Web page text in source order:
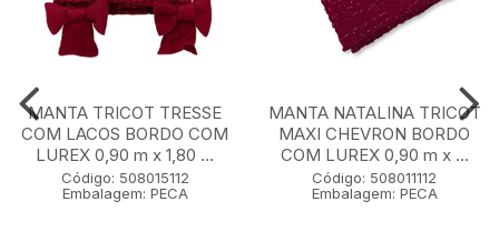
MANTA TRICOT TRESSE
COM LACOS BORDO COM
LUREX 0,90 m x 1,80 ...
Código: 508015112
Embalagem: PECA
MANTA NATALINA TRICOT
MAXI CHEVRON BORDO
COM LUREX 0,90 m x ...
Código: 508011112
Embalagem: PECA